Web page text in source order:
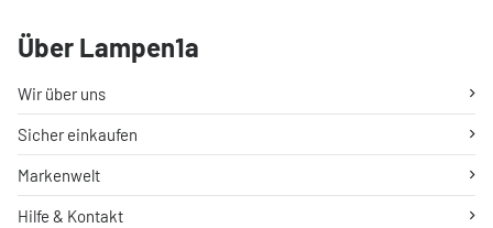
Über Lampen1a
Wir über uns
Sicher einkaufen
Markenwelt
Hilfe & Kontakt